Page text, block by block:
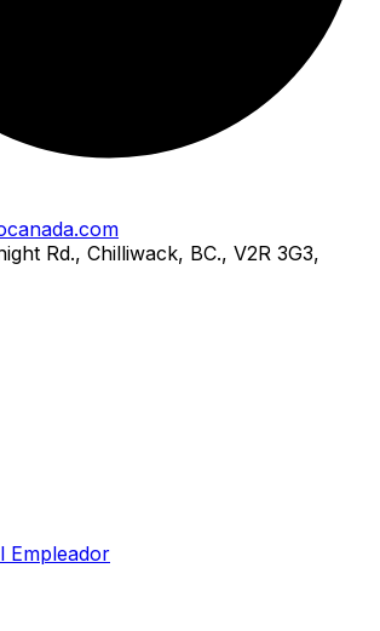
Rd., Chilliwack, BC., V2R 3G3,
Empleador